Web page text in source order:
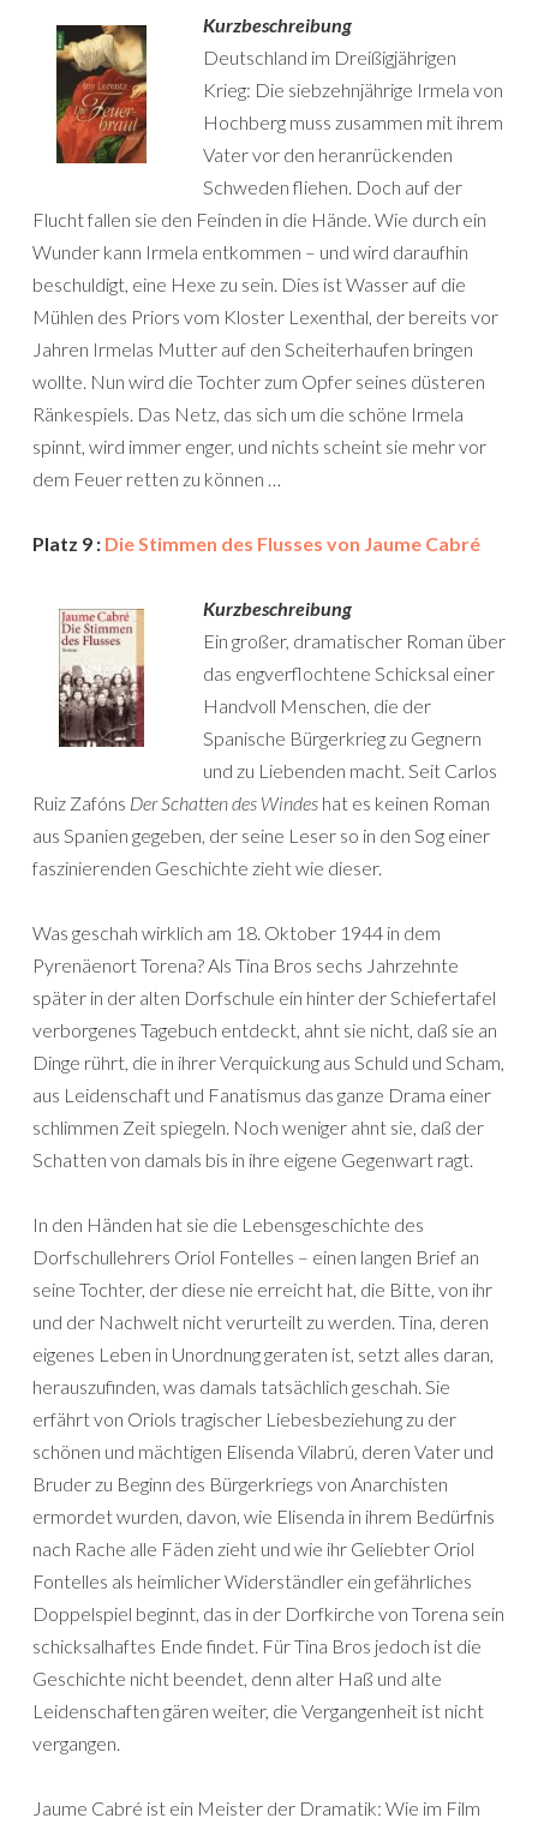
Kurzbeschreibung
Deutschland im Dreißigjährigen
Krieg: Die siebzehnjährige Irmela von
Hochberg muss zusammen mit ihrem
Vater vor den heranrückenden
Schweden fliehen. Doch auf der
Flucht fallen sie den Feinden in die Hände. Wie durch ein
Wunder kann Irmela entkommen – und wird daraufhin
beschuldigt, eine Hexe zu sein. Dies ist Wasser auf die
Mühlen des Priors vom Kloster Lexenthal, der bereits vor
Jahren Irmelas Mutter auf den Scheiterhaufen bringen
wollte. Nun wird die Tochter zum Opfer seines düsteren
Ränkespiels. Das Netz, das sich um die schöne Irmela
spinnt, wird immer enger, und nichts scheint sie mehr vor
dem Feuer retten zu können …
Platz 9 : Die Stimmen des Flusses von Jaume Cabré
Kurzbeschreibung
Ein großer, dramatischer Roman über
das engverflochtene Schicksal einer
Handvoll Menschen, die der
Spanische Bürgerkrieg zu Gegnern
und zu Liebenden macht. Seit Carlos
Ruiz Zafóns Der Schatten des Windes hat es keinen Roman
aus Spanien gegeben, der seine Leser so in den Sog einer
faszinierenden Geschichte zieht wie dieser.
Was geschah wirklich am 18. Oktober 1944 in dem
Pyrenäenort Torena? Als Tina Bros sechs Jahrzehnte
später in der alten Dorfschule ein hinter der Schiefertafel
verborgenes Tagebuch entdeckt, ahnt sie nicht, daß sie an
Dinge rührt, die in ihrer Verquickung aus Schuld und Scham,
aus Leidenschaft und Fanatismus das ganze Drama einer
schlimmen Zeit spiegeln. Noch weniger ahnt sie, daß der
Schatten von damals bis in ihre eigene Gegenwart ragt.
In den Händen hat sie die Lebensgeschichte des
Dorfschullehrers Oriol Fontelles – einen langen Brief an
seine Tochter, der diese nie erreicht hat, die Bitte, von ihr
und der Nachwelt nicht verurteilt zu werden. Tina, deren
eigenes Leben in Unordnung geraten ist, setzt alles daran,
herauszufinden, was damals tatsächlich geschah. Sie
erfährt von Oriols tragischer Liebesbeziehung zu der
schönen und mächtigen Elisenda Vilabrú, deren Vater und
Bruder zu Beginn des Bürgerkriegs von Anarchisten
ermordet wurden, davon, wie Elisenda in ihrem Bedürfnis
nach Rache alle Fäden zieht und wie ihr Geliebter Oriol
Fontelles als heimlicher Widerständler ein gefährliches
Doppelspiel beginnt, das in der Dorfkirche von Torena sein
schicksalhaftes Ende findet. Für Tina Bros jedoch ist die
Geschichte nicht beendet, denn alter Haß und alte
Leidenschaften gären weiter, die Vergangenheit ist nicht
vergangen.
Jaume Cabré ist ein Meister der Dramatik: Wie im Film